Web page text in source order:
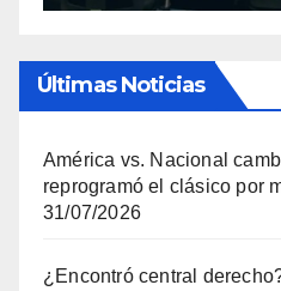
Últimas Noticias
América vs. Nacional
reprogramó el clásico por
31/07/2026
¿Encontró central